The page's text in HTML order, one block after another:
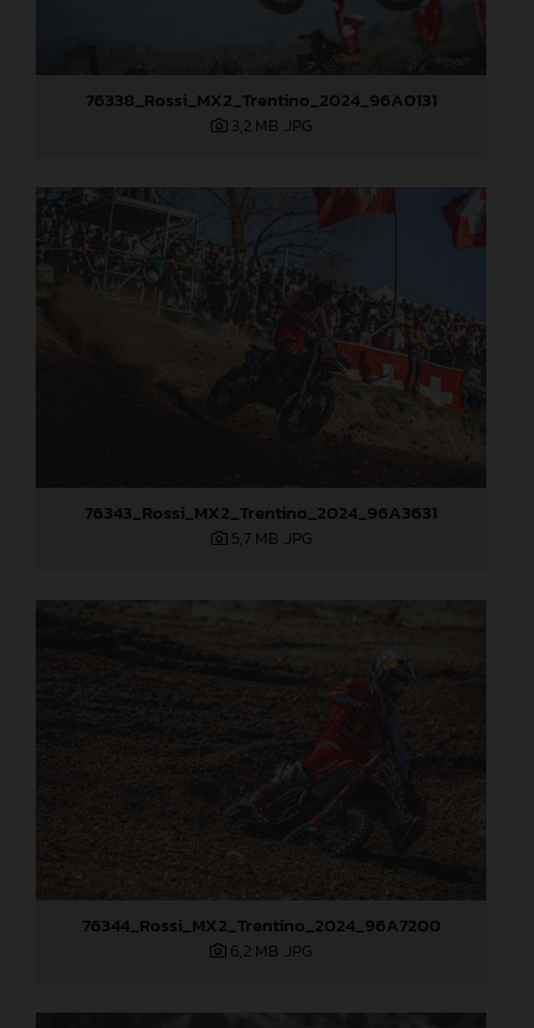
76338_Rossi_MX2_Trentino_2024_96A0131
3,2 MB .JPG
76343_Rossi_MX2_Trentino_2024_96A3631
5,7 MB .JPG
76344_Rossi_MX2_Trentino_2024_96A7200
6,2 MB .JPG